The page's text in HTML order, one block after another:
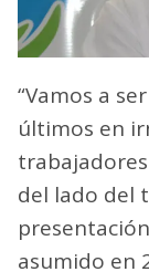
“Vamos a
últimos en
del lado del
asumido en